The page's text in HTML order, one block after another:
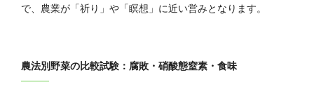
で、農業が「祈り」や「瞑想」に近い営みとなります。
農法別野菜の比較試験：腐敗・硝酸態窒素・食味